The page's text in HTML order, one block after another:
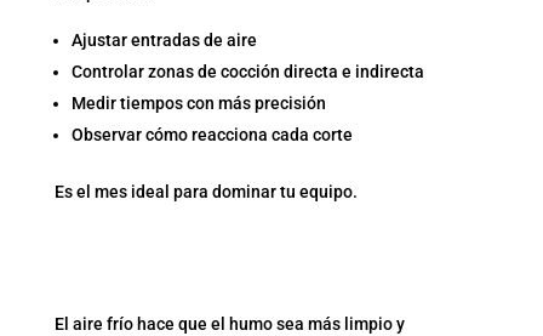
Ajustar entradas de aire
Controlar zonas de cocción directa e indirecta
Medir tiempos con más precisión
Observar cómo reacciona cada corte
Es el mes ideal para dominar tu equipo.
El aire frío hace que el humo sea más limpio y